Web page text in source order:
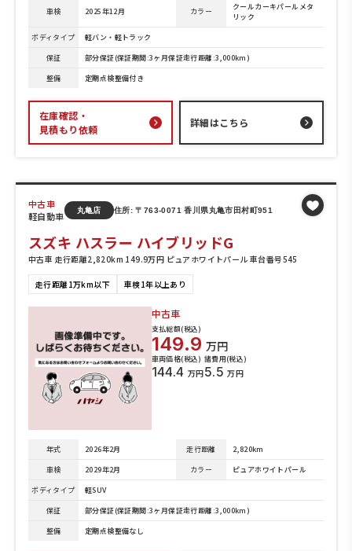
車検 2025年12月 カラー
クールカーキパールメタ
リック
ボディタイプ
軽バン・軽トラック
保証
部分保証(保証期間:3ヶ月保証走行距離:3,000km)
整備
定期点検整備付き
在庫確認・
見積もり依頼
詳細はこちら
中古車
軽自動車
丸亀店 住所: 〒763-0071 香川県丸亀市田村町951
スズキ ハスラー ハイブリッドG
中古車 走行距離2,820km 149.9万円 ピュアホワイトパール 車台番号545
走行距離1万km以下 車検1年以上あり
中古車
支払総額(税込)
149.9 万円
車両価格(税込)
144.4 万円
諸費用(税込)
5.5 万円
年式 2026年2月 走行距離
2,820km
車検
2029年2月 カラー
ピュアホワイトパール
ボディタイプ
軽SUV
保証
部分保証(保証期間:3ヶ月保証走行距離:3,000km)
整備
定期点検整備なし